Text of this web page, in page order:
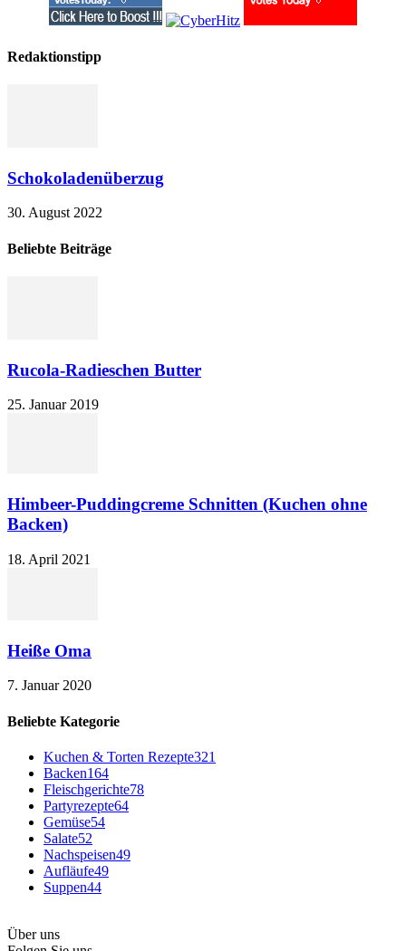
Redaktionstipp
Schokoladenüberzug
30. August 2022
Beliebte Beiträge
Rucola-Radieschen Butter
25. Januar 2019
Himbeer-Puddingcreme Schnitten (Kuchen ohne
Backen)
18. April 2021
Heiße Oma
7. Januar 2020
Beliebte Kategorie
Kuchen & Torten Rezepte321
Backen164
Fleischgerichte78
Partyrezepte64
Gemüse54
Salate52
Nachspeisen49
Aufläufe49
Suppen44
Über uns